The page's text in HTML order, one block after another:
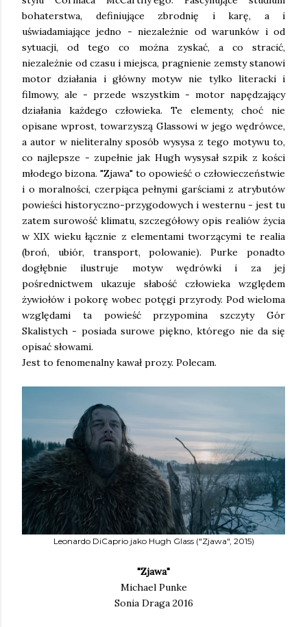
bohaterstwa, definiujące zbrodnię i karę, a i
uświadamiające jedno - niezależnie od warunków i od
sytuacji, od tego co można zyskać, a co stracić,
niezależnie od czasu i miejsca, pragnienie zemsty stanowi
motor działania i główny motyw nie tylko literacki i
filmowy, ale - przede wszystkim - motor napędzający
działania każdego człowieka. Te elementy, choć nie
opisane wprost, towarzyszą Glassowi w jego wędrówce,
a autor w nieliteralny sposób wysysa z tego motywu to,
co najlepsze - zupełnie jak Hugh wysysał szpik z kości
młodego bizona. "Zjawa" to opowieść o człowieczeństwie
i o moralności, czerpiąca pełnymi garściami z atrybutów
powieści historyczno-przygodowych i westernu - jest tu
zatem surowość klimatu, szczegółowy opis realiów życia
w XIX wieku łącznie z elementami tworzącymi te realia
(broń, ubiór, transport, polowanie). Purke ponadto
dogłębnie ilustruje motyw wędrówki i za jej
pośrednictwem ukazuje słabość człowieka względem
żywiołów i pokorę wobec potęgi przyrody. Pod wieloma
względami ta powieść przypomina szczyty Gór
Skalistych - posiada surowe piękno, którego nie da się
opisać słowami.
Jest to fenomenalny kawał prozy. Polecam.
Leonardo DiCaprio jako Hugh Glass ("Zjawa", 2015)
"Zjawa"
Michael Punke
Sonia Draga 2016